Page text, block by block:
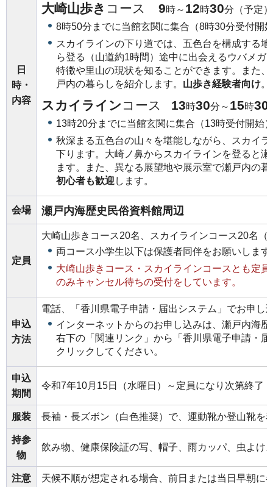
日
時・
内容
大崎山歩き コース 9時～ 12時30分（予定）
8時50分までに当館玄関に集合（8時30分受付開
スカイラインの下り道では、五色台を構成する
ら登る（山道約1時間）途中に出会えるウバメガ
特徴や里山の現状を知ることができます。また
戸内の暮らしを紹介します。 山歩き経験者向け。
スカイライン コース 13時30分～ 15時30
13時20分までに当館玄関に集合（13時受付開始
秋深まる五色台の山々を堪能しながら、スカイ
下ります。大崎ノ鼻からスカイラインを登ると
ます。また、異なる展望地や展示室で瀬戸内の
初心者も歓迎します。
会場 瀬戸内海歴史民俗資料館周辺
定員
大崎山歩きコース20名、スカイラインコース20名（
両コース小学生以下は保護者同伴をお願いします
大崎山歩きコース・スカイラインコースとも定
のみキャンセル待ちの受付をしています。
申込
方法
電話、「香川県電子申請・届出システム」でお申し
インターネットからのお申し込みは、瀬戸内海
右下の「関連リンク」から「香川県電子申請・
クリックしてください。
申込
期間
令和7年10月15日（水曜日）～定員になり次第終了
服装 長袖・長ズボン（白色推奨）で、運動靴か登山靴を
持参
物
飲み物、健康保険証の写、帽子、雨カッパ、虫よけ
注意
天候不順が想定される場合、前日または当日早朝に